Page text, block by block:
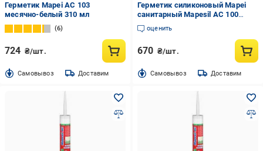
Герметик Mapei AC 103
месячно-белый 310 мл
6
724 ₴/шт.
Cамовывоз Доставим
Герметик силиконовый Mapei
санитарный Mapesil AC 100
белый 310 мл
оценить
670 ₴/шт.
Cамовывоз Доставим